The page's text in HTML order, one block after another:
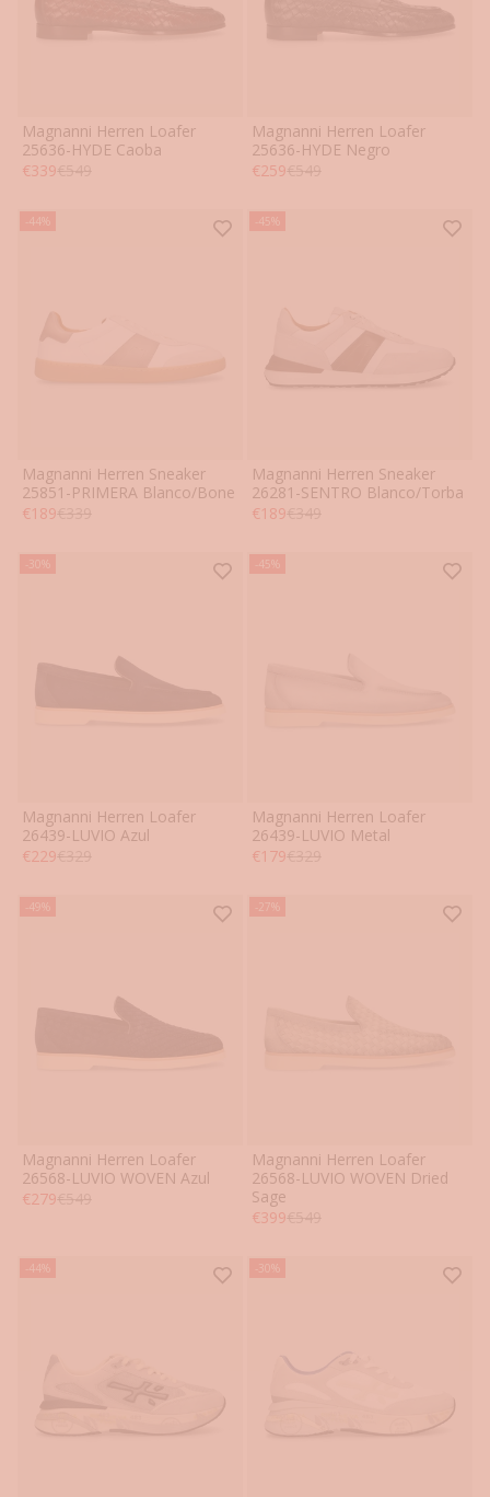
41 42 43 44
Magnanni Herren Loafer
25636-HYDE Caoba
Angebot
€339Regulärer Preis
€549
41 42 43
Magnanni Herren Loafer
25636-HYDE Negro
Angebot
€259Regulärer Preis
€549
-44%
41 42 43 44
Magnanni Herren Sneaker
25851-PRIMERA Blanco/Bone
Angebot
€189Regulärer Preis
€339
-45%
41 42 43 44 46
Magnanni Herren Sneaker
26281-SENTRO Blanco/Torba
Angebot
€189Regulärer Preis
€349
-30%
41 42 43 44
Magnanni Herren Loafer
26439-LUVIO Azul
Angebot
€229Regulärer Preis
€329
-45%
41 42 43 44
Magnanni Herren Loafer
26439-LUVIO Metal
Angebot
€179Regulärer Preis
€329
-49%
41 42 43 44 45 46
Magnanni Herren Loafer
26568-LUVIO WOVEN Azul
Angebot
€279Regulärer Preis
€549
-27%
41 42 43 44 45 46
Magnanni Herren Loafer
26568-LUVIO WOVEN Dried
Sage
Angebot
€399Regulärer Preis
€549
-44% -30%